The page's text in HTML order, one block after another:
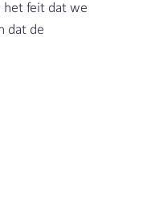
het feit dat we
dat de